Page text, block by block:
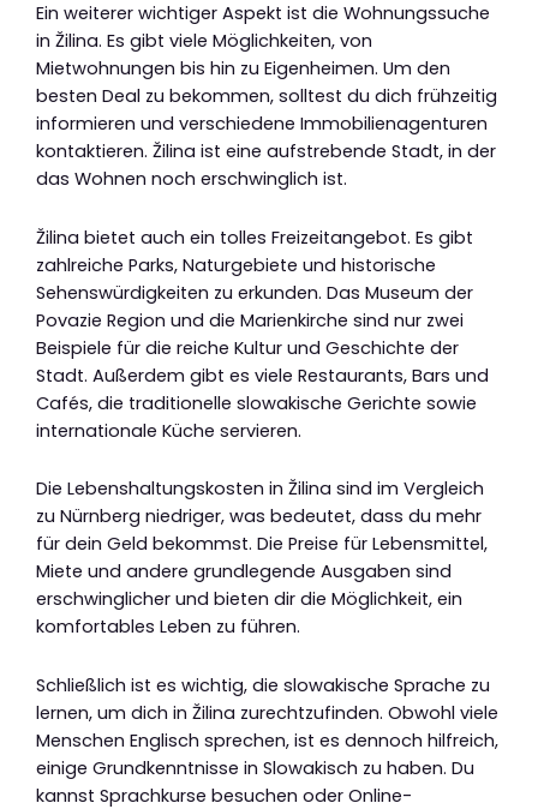
Ein weiterer wichtiger Aspekt ist die Wohnungssuche
in Žilina. Es gibt viele Möglichkeiten, von
Mietwohnungen bis hin zu Eigenheimen. Um den
besten Deal zu bekommen, solltest du dich frühzeitig
informieren und verschiedene Immobilienagenturen
kontaktieren. Žilina ist eine aufstrebende Stadt, in der
das Wohnen noch erschwinglich ist.
Žilina bietet auch ein tolles Freizeitangebot. Es gibt
zahlreiche Parks, Naturgebiete und historische
Sehenswürdigkeiten zu erkunden. Das Museum der
Povazie Region und die Marienkirche sind nur zwei
Beispiele für die reiche Kultur und Geschichte der
Stadt. Außerdem gibt es viele Restaurants, Bars und
Cafés, die traditionelle slowakische Gerichte sowie
internationale Küche servieren.
Die Lebenshaltungskosten in Žilina sind im Vergleich
zu Nürnberg niedriger, was bedeutet, dass du mehr
für dein Geld bekommst. Die Preise für Lebensmittel,
Miete und andere grundlegende Ausgaben sind
erschwinglicher und bieten dir die Möglichkeit, ein
komfortables Leben zu führen.
Schließlich ist es wichtig, die slowakische Sprache zu
lernen, um dich in Žilina zurechtzufinden. Obwohl viele
Menschen Englisch sprechen, ist es dennoch hilfreich,
einige Grundkenntnisse in Slowakisch zu haben. Du
kannst Sprachkurse besuchen oder Online-